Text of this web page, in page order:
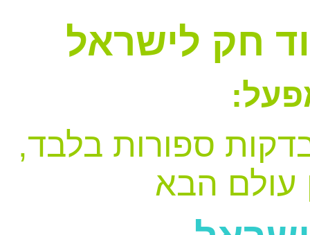
חק לישראל
ספורות בלבד,
עולם הבא